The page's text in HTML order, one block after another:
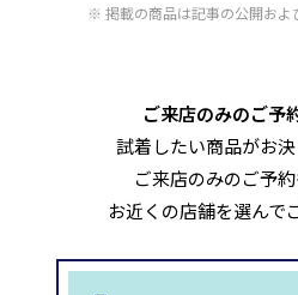
掲載の商品は記事の公開およ
ご来店のみのご予
試着したい商品がお
ご来店のみのご予約
お近くの店舗を選んで